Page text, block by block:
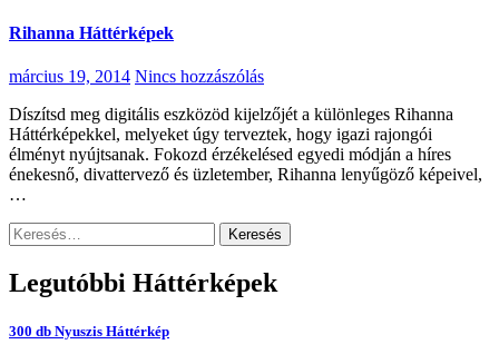
Rihanna Háttérképek
március 19, 2014 Nincs hozzászólás
Díszítsd meg digitális eszközöd kijelzőjét a különleges Rihanna
Háttérképekkel, melyeket úgy terveztek, hogy igazi rajongói
élményt nyújtsanak. Fokozd érzékelésed egyedi módján a híres
énekesnő, divattervező és üzletember, Rihanna lenyűgöző képeivel,
…
Keresés:
Legutóbbi Háttérképek
300 db Nyuszis Háttérkép